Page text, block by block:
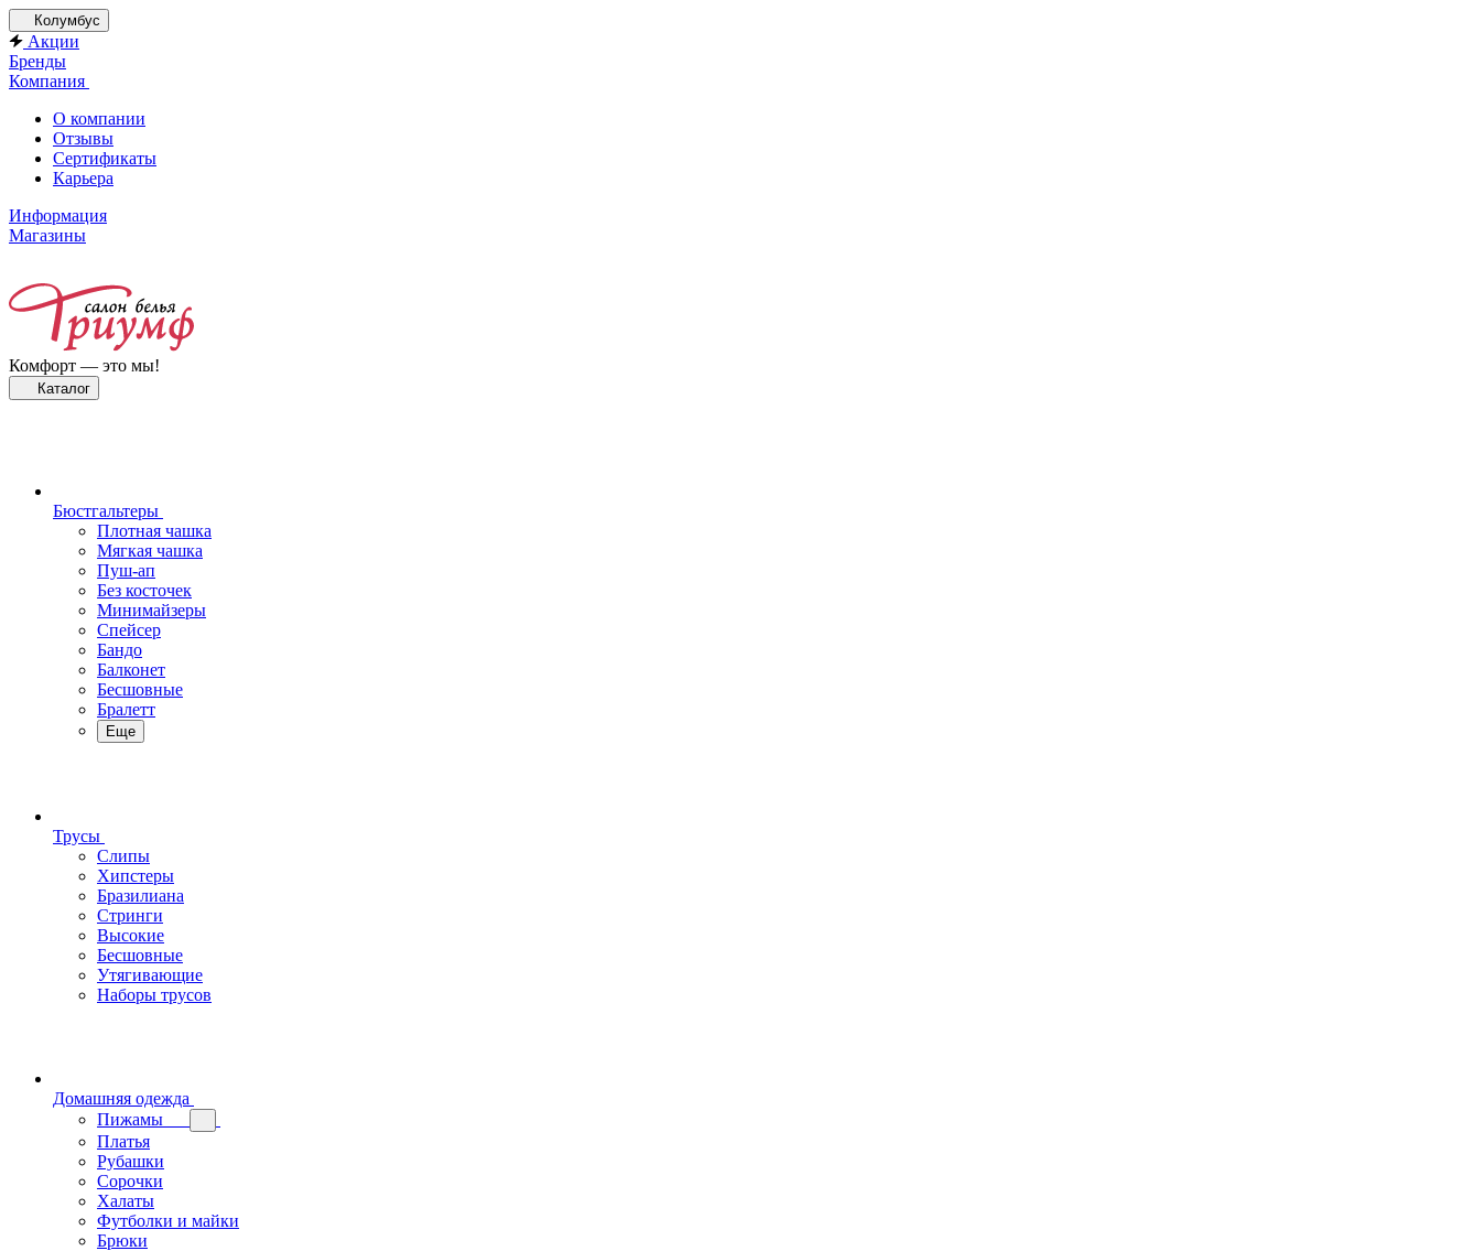
Колумбус
Акции
Бренды
Компания
О компании
Отзывы
Сертификаты
Карьера
Информация
Магазины
Комфорт — это мы!
Каталог
Бюстгальтеры
Плотная чашка
Мягкая чашка
Пуш-ап
Без косточек
Минимайзеры
Спейсер
Бандо
Балконет
Бесшовные
Бралетт
Еще
Трусы
Слипы
Хипстеры
Бразилиана
Стринги
Высокие
Бесшовные
Утягивающие
Наборы трусов
Домашняя одежда
Пижамы
Платья
Рубашки
Сорочки
Халаты
Футболки и майки
Брюки